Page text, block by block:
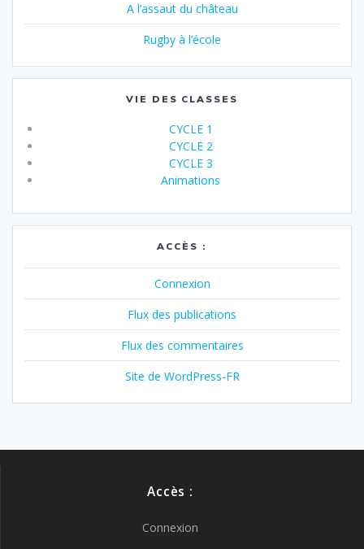
A l’assaut du château
Rugby à l’école
VIE DES CLASSES
CYCLE 1
CYCLE 2
CYCLE 3
Animations
ACCÈS :
Connexion
Flux des publications
Flux des commentaires
Site de WordPress-FR
Accès :
Connexion